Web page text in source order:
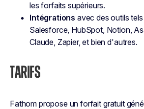
les forfaits supérieurs.
Intégrations avec des outils
Salesforce, HubSpot, Notion,
Claude, Zapier, et bien d'autres.
TARIFS
Fathom propose un forfait gratuit